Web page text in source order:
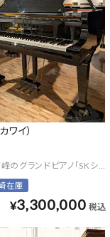
Kawai」
ワイ）
のグランドピアノ「SKシリ
在庫
¥3,300,000 税込